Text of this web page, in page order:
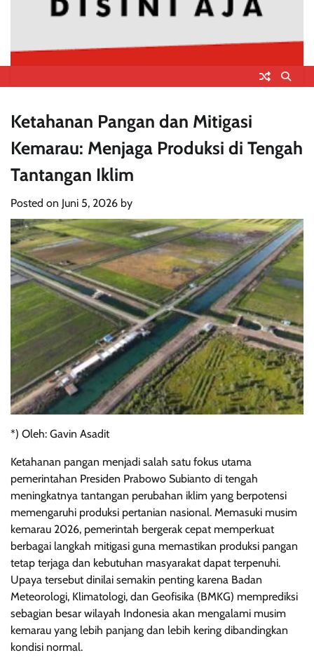
Ketahanan Pangan dan Mitigasi
Kemarau: Menjaga Produksi di Tengah
Tantangan Iklim
Posted on Juni 5, 2026 by
*) Oleh: Gavin Asadit
Ketahanan pangan menjadi salah satu fokus utama
pemerintahan Presiden Prabowo Subianto di tengah
meningkatnya tantangan perubahan iklim yang berpotensi
memengaruhi produksi pertanian nasional. Memasuki musim
kemarau 2026, pemerintah bergerak cepat memperkuat
berbagai langkah mitigasi guna memastikan produksi pangan
tetap terjaga dan kebutuhan masyarakat dapat terpenuhi.
Upaya tersebut dinilai semakin penting karena Badan
Meteorologi, Klimatologi, dan Geofisika (BMKG) memprediksi
sebagian besar wilayah Indonesia akan mengalami musim
kemarau yang lebih panjang dan lebih kering dibandingkan
kondisi normal.